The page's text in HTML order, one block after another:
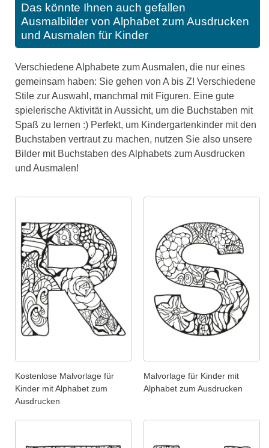
Das könnte Ihnen auch gefallen
Ausmalbilder von Alphabet zum Ausdrucken
und Ausmalen für Kinder
Verschiedene Alphabete zum Ausmalen, die nur eines
gemeinsam haben: Sie gehen von A bis Z! Verschiedene
Stile zur Auswahl, manchmal mit Figuren. Eine gute
spielerische Aktivität in Aussicht, um die Buchstaben mit
Spaß zu lernen :) Perfekt, um Kindergartenkinder mit den
Buchstaben vertraut zu machen, nutzen Sie also unsere
Bilder mit Buchstaben des Alphabets zum Ausdrucken
und Ausmalen!
Kostenlose Malvorlage für
Kinder mit Alphabet zum
Ausdrucken
Malvorlage für Kinder mit
Alphabet zum Ausdrucken